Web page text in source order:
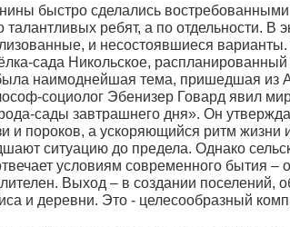
быстро сделались
талантливых ребят, а по отдельности. В
и несостоявшиеся
сада Никольское,
наимоднейшая тема, пришедшая из
социолог Эбенизер Говард явил
сады завтрашнего дня». Он
и пороков, а ускоряющийся ритм
ситуацию до предела. Однако
условиям современного бытия –
Выход – в создании поселений,
и деревни. Это - целесообразный